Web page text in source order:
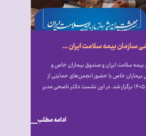
گزارش نشست هم‌‎اندیشی سازمان بیمه سلامت ایران با انجمن‏‌ها، کانون‎‌ها و نهادهای تخصصی حمایت از بیماران خاص و صعب‎‌العلاج
سلامت ایران و صندوق بیماران خاص و
صعب‎‌العلاج به مناسبت روز ملی بیماران خاص با حضور انجمن‎‌های حمایتی از
بیماران در تاریخ ۱۹ اردیبهشت ۱۴۰۵ برگزار شد. در این نشست دکتر ناصحی مدیر
ادامه مطلب